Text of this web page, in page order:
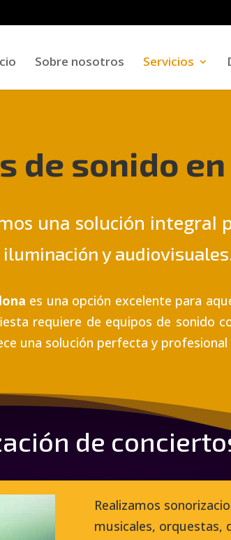
Sobre nosotros Servicios
de sonido
una solución integral
iluminación y
es una opción excelente para
requiere de equipos de sonido
una solución perfecta y
de
Realizamos
musicales, orquestas,